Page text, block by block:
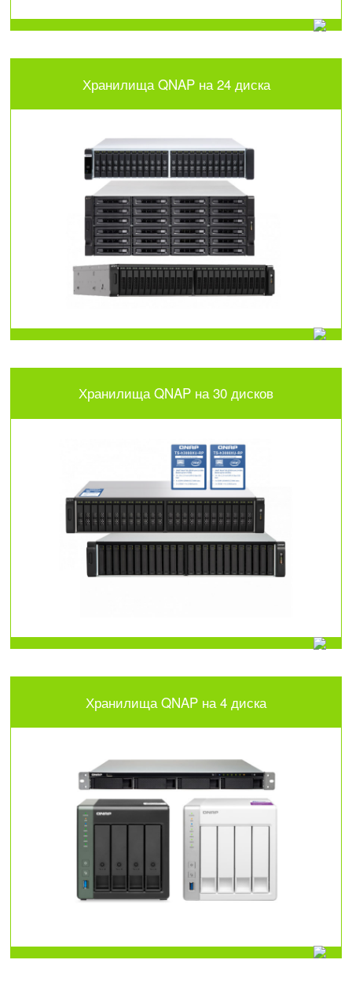
Хранилища QNAP на 24 диска
Хранилища QNAP на 30 дисков
Хранилища QNAP на 4 диска